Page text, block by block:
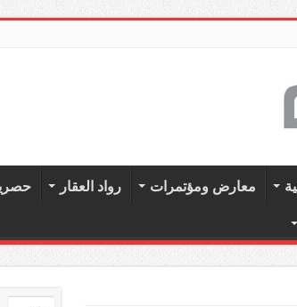
معارض ومؤتمرات رواد العقار